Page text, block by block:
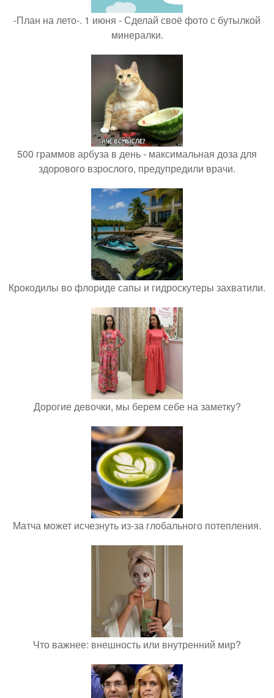
-План на лето-. 1 июня - Сделай своё фото с бутылкой
минералки.
500 граммов арбуза в день - максимальная доза для
здорового взрослого, предупредили врачи.
Крокодилы во флориде сапы и гидроскутеры захватили.
Дорогие девочки, мы берем себе на заметку?
Матча может исчезнуть из-за глобального потепления.
Что важнее: внешность или внутренний мир?